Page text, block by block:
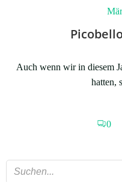
Auch wenn wir in diesem
hatten,
0